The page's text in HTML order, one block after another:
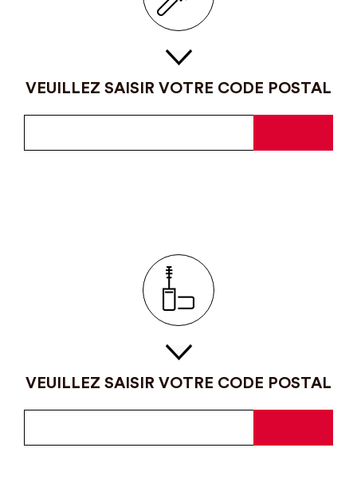
VEUILLEZ SAISIR VOTRE CODE POSTAL
VEUILLEZ SAISIR VOTRE CODE POSTAL